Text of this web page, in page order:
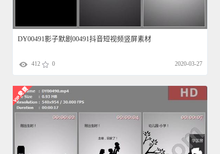
DY00491影子默剧00491抖音短视频竖屏素材
412 0 2020-03-27